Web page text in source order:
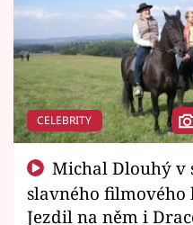
CELEBRITY
slavného filmového
Jezdil na něm i